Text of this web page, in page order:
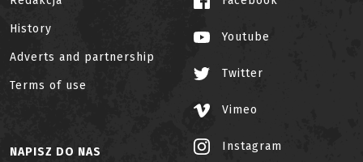
History
Adverts and partnership
Terms of use
Youtube
Twitter
Vimeo
Instagram
NAPISZ DO NAS